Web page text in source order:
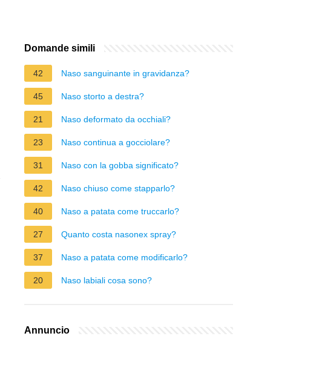
Domande simili
42 Naso sanguinante in gravidanza?
45 Naso storto a destra?
21 Naso deformato da occhiali?
23 Naso continua a gocciolare?
31 Naso con la gobba significato?
42 Naso chiuso come stapparlo?
40 Naso a patata come truccarlo?
27 Quanto costa nasonex spray?
37 Naso a patata come modificarlo?
20 Naso labiali cosa sono?
Annuncio